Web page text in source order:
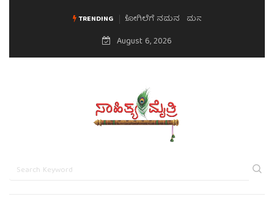
TRENDING ಮನಸಿನ ಸವಿಭಾವ
August 6, 2026